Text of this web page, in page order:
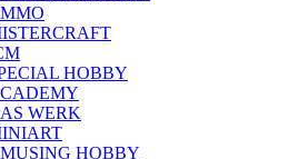
HOBBY
WERK
HOBBY